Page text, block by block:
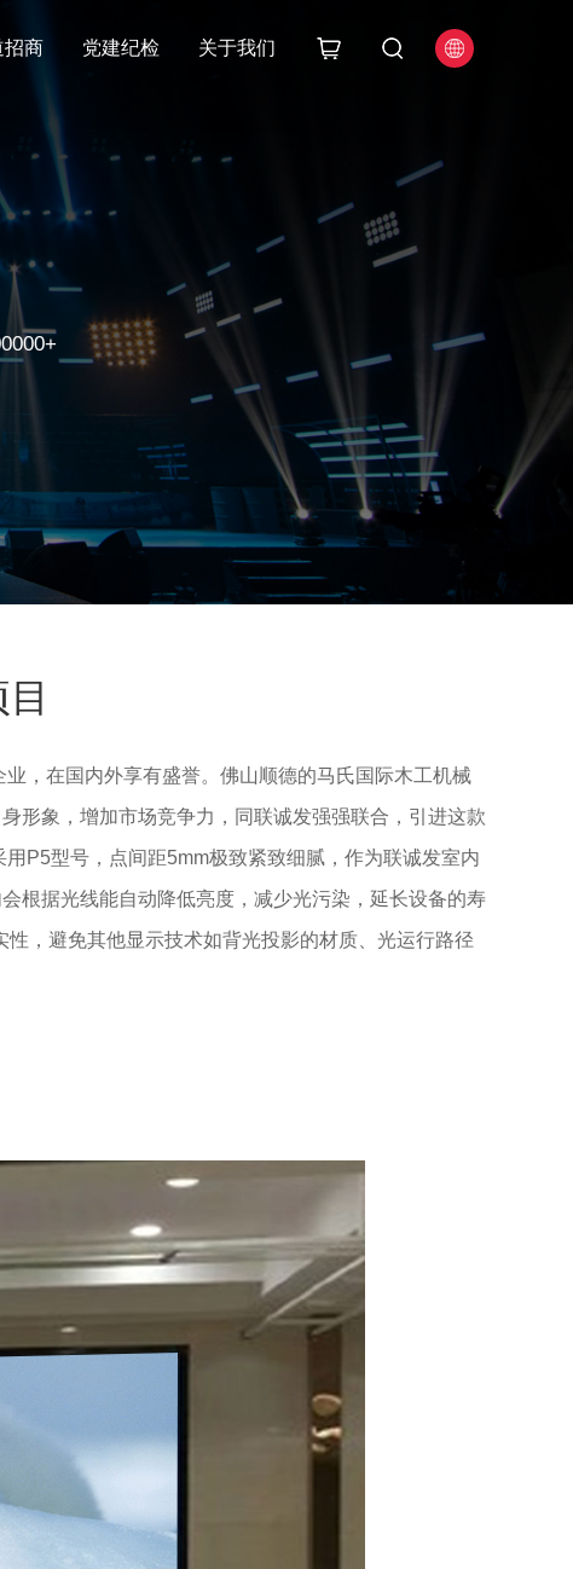
招商 党建纪检 关于我们
，在国内外享有盛誉。佛山顺德的马氏国际木工机械
形象，增加市场竞争力，同联诚发强强联合，引进这款
P5型号，点间距5mm极致紧致细腻，作为联诚发室内
根据光线能自动降低亮度，减少光污染，延长设备的寿
，避免其他显示技术如背光投影的材质、光运行路径